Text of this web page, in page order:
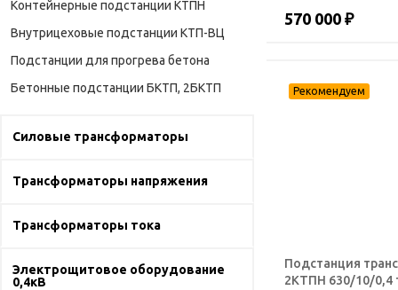
Контейнерные подстанции КТПН
Внутрицеховые подстанции КТП-ВЦ
Подстанции для прогрева бетона
Бетонные подстанции БКТП, 2БКТП
Силовые трансформаторы
Трансформаторы напряжения
Трансформаторы тока
Электрощитовое оборудование
0,4кВ
570 000 ₽
Подстанция
2КТПН 630/10/0,4